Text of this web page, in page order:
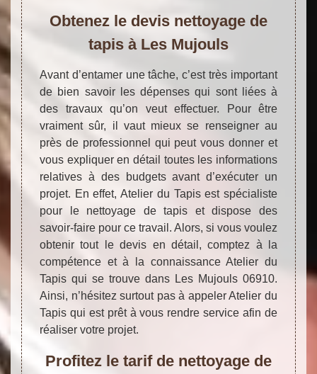
Obtenez le devis nettoyage de
tapis à Les Mujouls
Avant d’entamer une tâche, c’est très important
de bien savoir les dépenses qui sont liées à
des travaux qu’on veut effectuer. Pour être
vraiment sûr, il vaut mieux se renseigner au
près de professionnel qui peut vous donner et
vous expliquer en détail toutes les informations
relatives à des budgets avant d’exécuter un
projet. En effet, Atelier du Tapis est spécialiste
pour le nettoyage de tapis et dispose des
savoir-faire pour ce travail. Alors, si vous voulez
obtenir tout le devis en détail, comptez à la
compétence et à la connaissance Atelier du
Tapis qui se trouve dans Les Mujouls 06910.
Ainsi, n’hésitez surtout pas à appeler Atelier du
Tapis qui est prêt à vous rendre service afin de
réaliser votre projet.
Profitez le tarif de nettoyage de